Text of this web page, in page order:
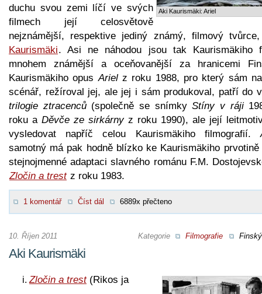
Aki Kaurismäki: Ariel
duchu svou zemi líčí ve svých
filmech její celosvětově
nejznámější, respektive jediný známý, filmový
Kaurismäki. Asi ne náhodou jsou tak Kaurismäkiho
mnohem známější a oceňovanější za hranicemi
Kaurismäkiho opus Arielz roku 1988, pro který sám
scénář, režíroval jej, ale jej i sám produkoval, patří do
trilogie ztracenců(společně se snímkyStíny v ráji
roku a Děvče ze sirkárnyz roku 1990), ale její
vysledovat napříč celou Kaurismäkiho filmografií.
samotný má pak hodně blízko ke Kaurismäkiho
stejnojmenné adaptaci slavného románu F.M.
Zločin a trest z roku 1983.
1 komentář Číst dál 6889x přečteno
Kategorie Filmografie
10. Říjen 2011
Aki Kaurismäki
Zločin a trest(Rikos ja